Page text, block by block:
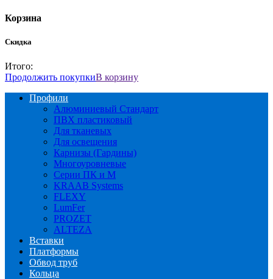
Корзина
Скидка
Итого:
Продолжить покупкиВ корзину
Профили
Алюминиевый Стандарт
ПВХ пластиковый
Для тканевых
Для освещения
Карнизы (Гардины)
Многоуровневые
Серии ПК и М
KRAAB Systems
FLEXY
LumFer
PROZET
ALTEZA
Вставки
Платформы
Обвод труб
Кольца